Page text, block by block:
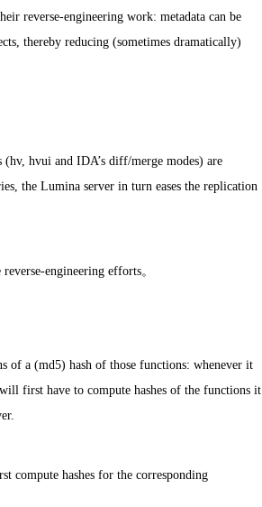
reverse-engineering work: metadata can be
thereby reducing (sometimes dramatically)
hvui and IDA’s diff/merge modes) are
the Lumina server in turn eases the replication
engineering efforts。
of a (md5) hash of those functions: whenever it
first have to compute hashes of the functions it
compute hashes for the corresponding